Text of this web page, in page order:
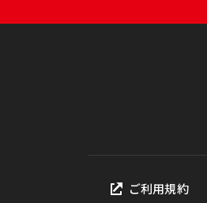
ご利用規約